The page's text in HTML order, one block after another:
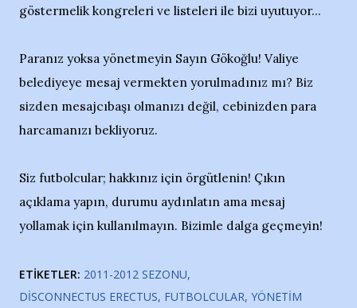
göstermelik kongreleri ve listeleri ile bizi uyutuyor...
Paranız yoksa yönetmeyin Sayın Gökoğlu! Valiye
belediyeye mesaj vermekten yorulmadınız mı? Biz
sizden mesajcıbaşı olmanızı değil, cebinizden para
harcamanızı bekliyoruz.
Siz futbolcular; hakkınız için örgütlenin! Çıkın
açıklama yapın, durumu aydınlatın ama mesaj
yollamak için kullanılmayın. Bizimle dalga geçmeyin!
ETIKETLER: 2011-2012 SEZONU
DISCONNECTUS ERECTUS FUTBOLCULAR YÖNETIM